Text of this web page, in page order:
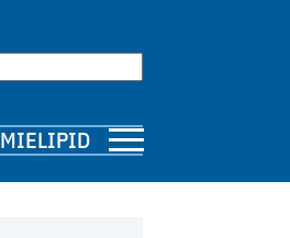
MIELIPIDE